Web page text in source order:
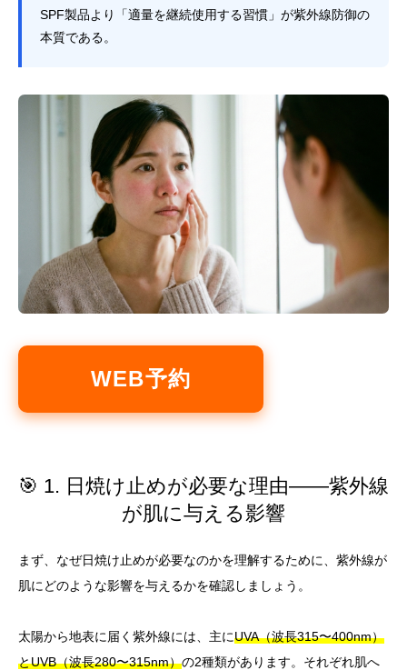
SPF製品より「適量を継続使用する習慣」が紫外線防御の
本質である。
WEB予約
🎯 1. 日焼け止めが必要な理由——紫外線
が肌に与える影響
まず、なぜ日焼け止めが必要なのかを理解するために、紫外線が
肌にどのような影響を与えるかを確認しましょう。
太陽から地表に届く紫外線には、主にUVA（波長315〜400nm）
とUVB（波長280〜315nm）の2種類があります。それぞれ肌へ